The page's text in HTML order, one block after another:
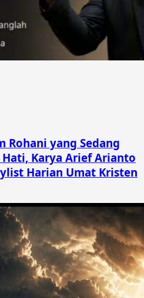
Rohani yang Sedang
Karya Arief Arianto
Harian Umat Kristen